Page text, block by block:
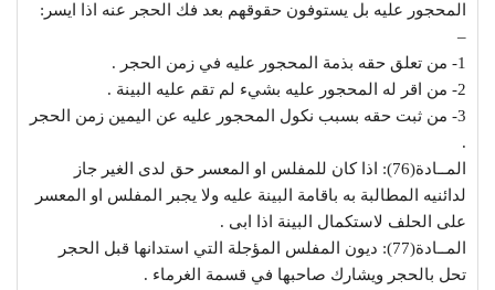
المحجور عليه بل يستوفون حقوقهم بعد فك الحجر عنه اذا ايسر:
–
1- من تعلق حقه بذمة المحجور عليه في زمن الحجر .
2- من اقر له المحجور عليه بشيء لم تقم عليه البينة .
3- من ثبت حقه بسبب نكول المحجور عليه عن اليمين زمن الحجر
.
المــادة(76): اذا كان للمفلس او المعسر حق لدى الغير جاز
لدائنيه المطالبة به باقامة البينة عليه ولا يجبر المفلس او المعسر
على الحلف لاستكمال البينة اذا ابى .
المــادة(77): ديون المفلس المؤجلة التي استدانها قبل الحجر
تحل بالحجر ويشارك صاحبها في قسمة الغرماء .